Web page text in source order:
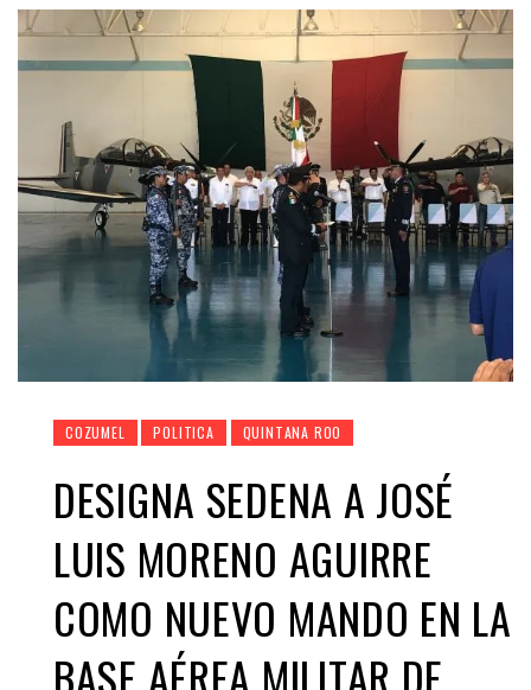
COZUMEL POLITICA QUINTANA ROO
DESIGNA SEDENA A JOSÉ
LUIS MORENO AGUIRRE
COMO NUEVO MANDO EN LA
BASE AÉREA MILITAR DE